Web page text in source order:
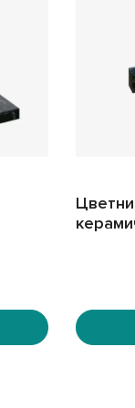
вашей связи с
проект
истории